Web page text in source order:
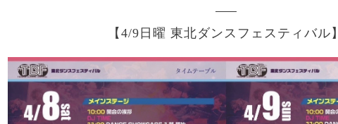
【4/9日曜 東北ダンスフェスティバル】